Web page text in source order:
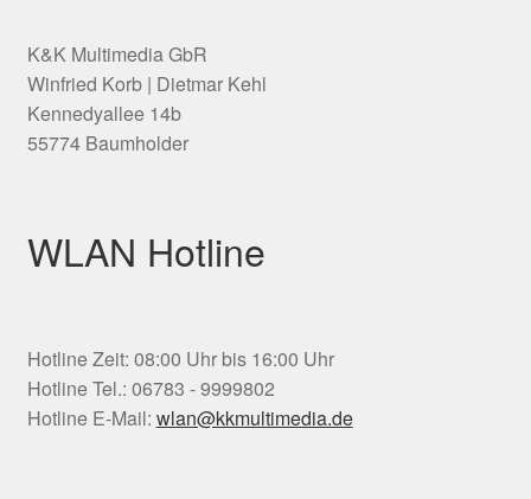
K&K Multimedia GbR
Winfried Korb | Dietmar Kehl
Kennedyallee 14b
55774 Baumholder
WLAN Hotline
Hotline Zeit: 08:00 Uhr bis 16:00 Uhr
Hotline Tel.: 06783 - 9999802
Hotline E-Mail: wlan@kkmultimedia.de